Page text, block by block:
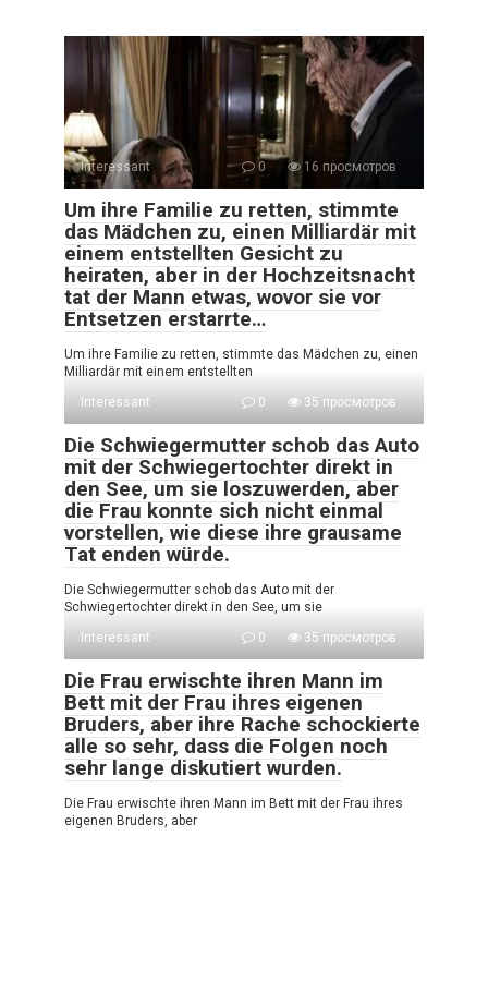
Interessant 0 16 просмотров
Um ihre Familie zu retten, stimmte
das Mädchen zu, einen Milliardär mit
einem entstellten Gesicht zu
heiraten, aber in der Hochzeitsnacht
tat der Mann etwas, wovor sie vor
Entsetzen erstarrte…
Um ihre Familie zu retten, stimmte das Mädchen zu, einen
Milliardär mit einem entstellten
Interessant
0 35 просмотров
Die Schwiegermutter schob das Auto
mit der Schwiegertochter direkt in
den See, um sie loszuwerden, aber
die Frau konnte sich nicht einmal
vorstellen, wie diese ihre grausame
Tat enden würde.
Die Schwiegermutter schob das Auto mit der
Schwiegertochter direkt in den See, um sie
Interessant
0 35 просмотров
Die Frau erwischte ihren Mann im
Bett mit der Frau ihres eigenen
Bruders, aber ihre Rache schockierte
alle so sehr, dass die Folgen noch
sehr lange diskutiert wurden.
Die Frau erwischte ihren Mann im Bett mit der Frau ihres
eigenen Bruders, aber